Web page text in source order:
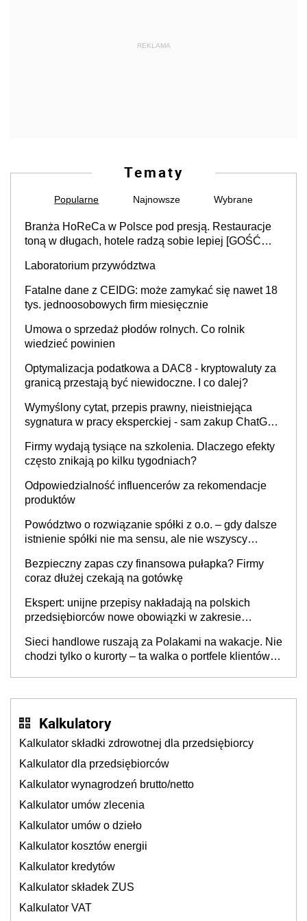
REKLAMA
Tematy
Popularne Najnowsze Wybrane
Branża HoReCa w Polsce pod presją. Restauracje
toną w długach, hotele radzą sobie lepiej [GOŚĆ
Laboratorium przywództwa
Fatalne dane z CEIDG: może zamykać się nawet 18
tys. jednoosobowych firm miesięcznie
Umowa o sprzedaż płodów rolnych. Co rolnik
wiedzieć powinien
Optymalizacja podatkowa a DAC8 - kryptowaluty za
granicą przestają być niewidoczne. I co dalej?
Wymyślony cytat, przepis prawny, nieistniejąca
sygnatura w pracy eksperckiej - sam zakup ChatGPT
Firmy wydają tysiące na szkolenia. Dlaczego efekty
często znikają po kilku tygodniach?
Odpowiedzialność influencerów za rekomendacje
produktów
Powództwo o rozwiązanie spółki z o.o. – gdy dalsze
istnienie spółki nie ma sensu, ale nie wszyscy
Bezpieczny zapas czy finansowa pułapka? Firmy
coraz dłużej czekają na gotówkę
Ekspert: unijne przepisy nakładają na polskich
przedsiębiorców nowe obowiązki w zakresie
Sieci handlowe ruszają za Polakami na wakacje. Nie
chodzi tylko o kurorty – ta walka o portfele klientów
Kalkulatory
Kalkulator składki zdrowotnej dla przedsiębiorcy
Kalkulator dla przedsiębiorców
Kalkulator wynagrodzeń brutto/netto
Kalkulator umów zlecenia
Kalkulator umów o dzieło
Kalkulator kosztów energii
Kalkulator kredytów
Kalkulator składek ZUS
Kalkulator VAT